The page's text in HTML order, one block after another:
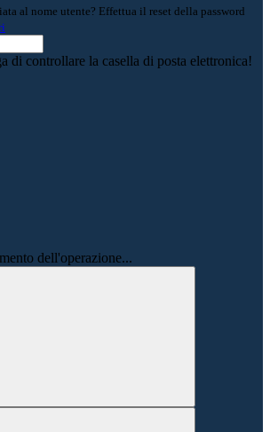
al nome utente? Effettua il reset della password
di controllare la casella di posta elettronica!
dell'operazione...